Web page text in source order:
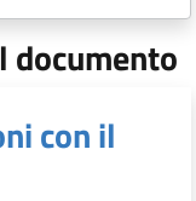
documento
con il